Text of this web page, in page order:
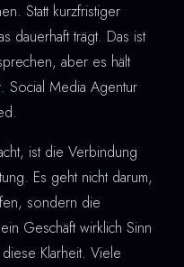
Statt kurzfristiger
dauerhaft trägt. Das ist
aber es hält
Social Media Agentur
ist die Verbindung
Es geht nicht darum,
sondern die
Geschäft wirklich Sinn
Klarheit. Viele